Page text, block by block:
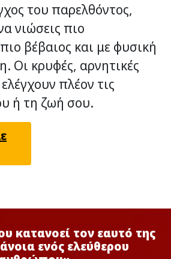
του παρελθόντος,
νιώσεις πιο
βέβαιος και με φυσική
Οι κρυφές, αρνητικές
πλέον τις
ή τη ζωή σου.
κατανοεί τον εαυτό της
ενός ελεύθερου